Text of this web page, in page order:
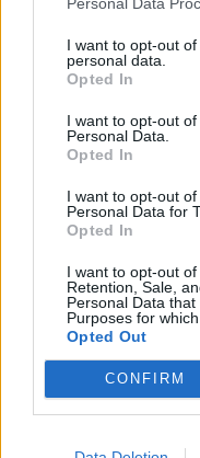
I want to opt-out
personal data.
Opted In
I want to opt-out
Personal Data.
Opted In
I want to opt-out
Personal Data for
Opted In
I want to opt-out of
Retention, Sale,
Personal Data
Purposes for
Opted Out
CONFIRM
údajov.Zásady
AUTO100 spol. s
Petrovianska 49
Prešov 080 05
Otváracie
PO - PIA: 08:00 -
SO: 09:00 - 12:00